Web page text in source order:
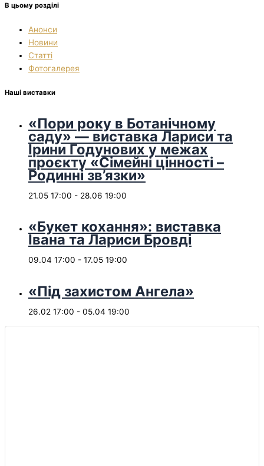
В цьому розділі
Анонси
Новини
Статті
Фотогалерея
Наші виставки
«Пори року в Ботанічному
саду» — виставка Лариси та
Ірини Годунових у межах
проєкту «Сімейні цінності –
Родинні зв’язки»
21.05 17:00 - 28.06 19:00
«Букет кохання»: виставка
Івана та Лариси Бровді
09.04 17:00 - 17.05 19:00
«Під захистом Ангела»
26.02 17:00 - 05.04 19:00